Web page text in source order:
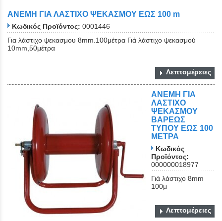
ΑΝΕΜΗ ΓΙΑ ΛΑΣΤΙΧΟ ΨΕΚΑΣΜΟΥ ΕΩΣ 100 m
Κωδικός Προϊόντος: 0001446
Για λάστιχο ψεκασμου 8mm.100μέτρα Γιά λάστιχο ψεκασμού
10mm,50μέτρα
Λεπτομέρειες
ΑΝΕΜΗ ΓΙΑ
ΛΑΣΤΙΧΟ
ΨΕΚΑΣΜΟΥ
ΒΑΡΕΩΣ
ΤΥΠΟΥ ΕΩΣ 100
ΜΕΤΡΑ
Κωδικός
Προϊόντος:
000000018977
Γιά λάστιχο 8mm
100μ
Λεπτομέρειες